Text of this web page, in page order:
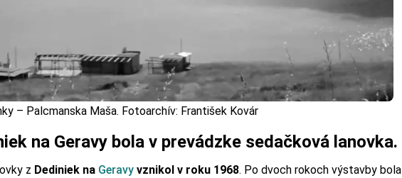
– Palcmanska Maša. Fotoarchív: František Kovár
na Geravy bola v prevádzke sedačková lanovka.
z Dediniek na Geravy vznikol v roku 1968. Po dvoch rokoch výstavby bola